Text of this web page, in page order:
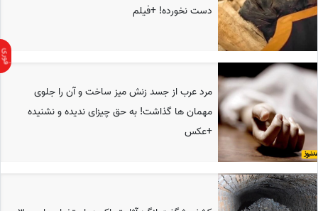
دست نخورده! +فیلم
مرد عرب از جسد زنش میز ساخت و آن را جلوی
مهمان ها گذاشت! به حق چیزای ندیده و نشنیده
+عکس